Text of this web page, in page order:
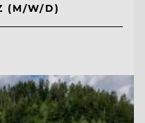
(M/W/D)